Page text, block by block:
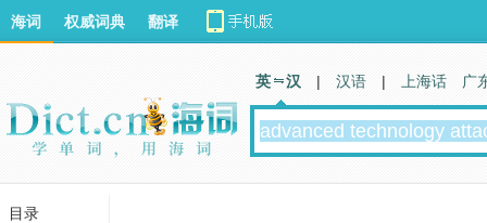
海词 权威词典 翻译
英 汉 | 汉语 | 上海话 广
目录